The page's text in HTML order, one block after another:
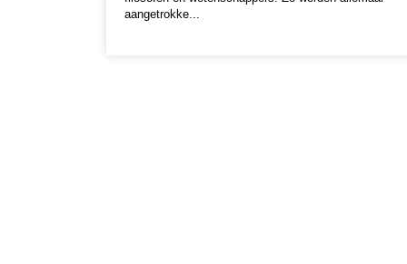
aangetrokke...